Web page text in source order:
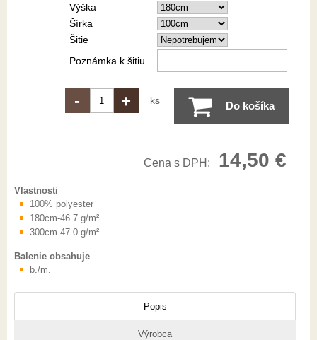
Výška
Šírka
Šitie
Poznámka k šitiu
- + ks Do košíka
Cena s DPH: 14,50 €
Vlastnosti
100% polyester
180cm-46.7 g/m²
300cm-47.0 g/m²
Balenie obsahuje
b./m.
Popis
Výrobca